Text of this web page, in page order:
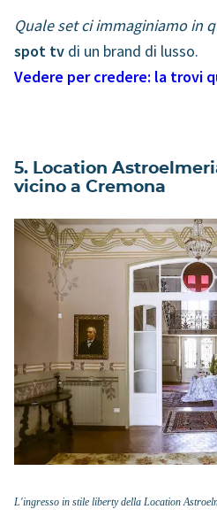
Quale set ci immaginiamo in
spot tv di un brand di lusso.
Vedere per credere: la trovi
5. Location
vicino a Cremona
L'ingresso in stile liberty della Location